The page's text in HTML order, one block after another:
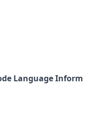
LanguageInform